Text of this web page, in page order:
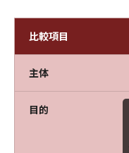
比較項目
主体
目的